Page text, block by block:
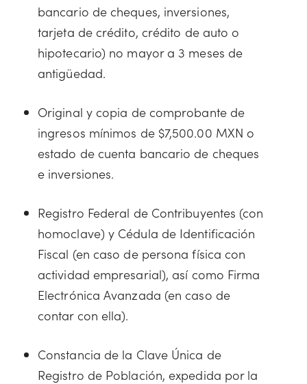
bancario de cheques, inversiones,
tarjeta de crédito, crédito de auto o
hipotecario) no mayor a 3 meses de
antigüedad.
Original y copia de comprobante de
ingresos mínimos de $7,500.00 MXN o
estado de cuenta bancario de cheques
e inversiones.
Registro Federal de Contribuyentes (con
homoclave) y Cédula de Identificación
Fiscal (en caso de persona física con
actividad empresarial), así como Firma
Electrónica Avanzada (en caso de
contar con ella).
Constancia de la Clave Única de
Registro de Población, expedida por la